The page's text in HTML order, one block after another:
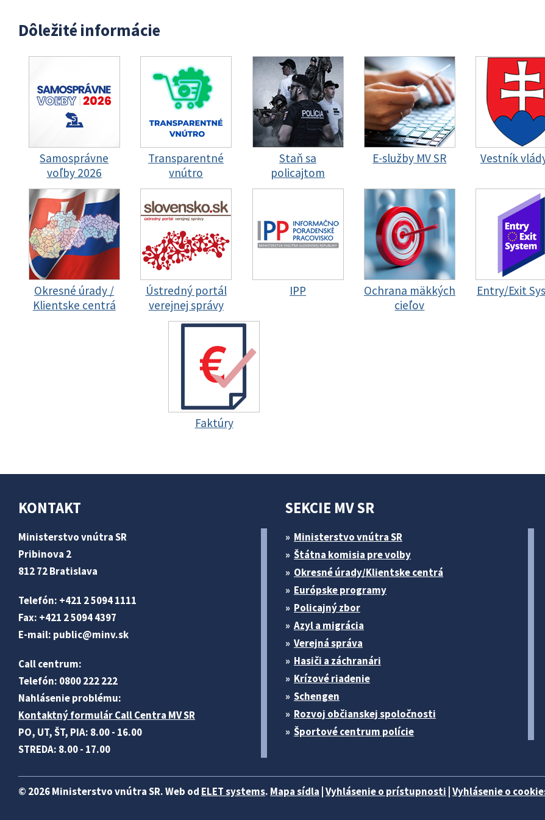
Dôležité informácie
Samosprávne
voľby 2026
Transparentné
vnútro
Staň sa
policajtom
E-služby MV SR Vestník
Okresné úrady /
Klientske centrá
Ústredný portál
verejnej správy
IPP
Ochrana mäkkých
cieľov
Entry/Exit
Faktúry
KONTAKT
Ministerstvo vnútra SR
Pribinova 2
812 72 Bratislava
Telefón: +421 2 5094 1111
Fax: +421 2 5094 4397
E-mail: public@minv.sk
Call centrum:
Telefón: 0800 222 222
Nahlásenie problému:
Kontaktný formulár Call Centra MV SR
PO, UT, ŠT, PIA: 8.00 - 16.00
STREDA: 8.00 - 17.00
SEKCIE MV SR
Ministerstvo vnútra SR
Štátna komisia pre volby
Okresné úrady/Klientske centrá
Európske programy
Policajný zbor
Azyl a migrácia
Verejná správa
Hasiči a záchranári
Krízové riadenie
Schengen
Rozvoj občianskej spoločnosti
Športové centrum polície
© 2026 Ministerstvo vnútra SR. Web od ELET systems. Mapa sídla Vyhlásenie o prístupnosti Vyhlásenie o